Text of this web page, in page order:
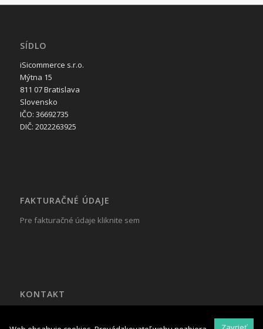
SÍDLO
iSicommerce s.r.o.
Mýtna 15
811 07 Bratislava
Slovensko
IČO: 36692735
DIČ: 2022263925
FAKTURAČNÉ ÚDAJE
Pre fakturačné údaje kliknite sem
KONTAKT
Mail:reklama@isicommerce.sk